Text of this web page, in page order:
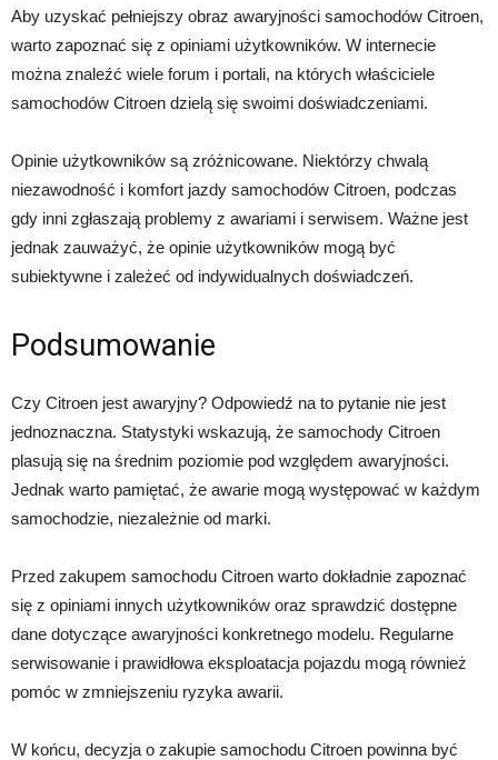
Aby uzyskać pełniejszy obraz awaryjności samochodów Citroen,
warto zapoznać się z opiniami użytkowników. W internecie
można znaleźć wiele forum i portali, na których właściciele
samochodów Citroen dzielą się swoimi doświadczeniami.
Opinie użytkowników są zróżnicowane. Niektórzy chwalą
niezawodność i komfort jazdy samochodów Citroen, podczas
gdy inni zgłaszają problemy z awariami i serwisem. Ważne jest
jednak zauważyć, że opinie użytkowników mogą być
subiektywne i zależeć od indywidualnych doświadczeń.
Podsumowanie
Czy Citroen jest awaryjny? Odpowiedź na to pytanie nie jest
jednoznaczna. Statystyki wskazują, że samochody Citroen
plasują się na średnim poziomie pod względem awaryjności.
Jednak warto pamiętać, że awarie mogą występować w każdym
samochodzie, niezależnie od marki.
Przed zakupem samochodu Citroen warto dokładnie zapoznać
się z opiniami innych użytkowników oraz sprawdzić dostępne
dane dotyczące awaryjności konkretnego modelu. Regularne
serwisowanie i prawidłowa eksploatacja pojazdu mogą również
pomóc w zmniejszeniu ryzyka awarii.
W końcu, decyzja o zakupie samochodu Citroen powinna być